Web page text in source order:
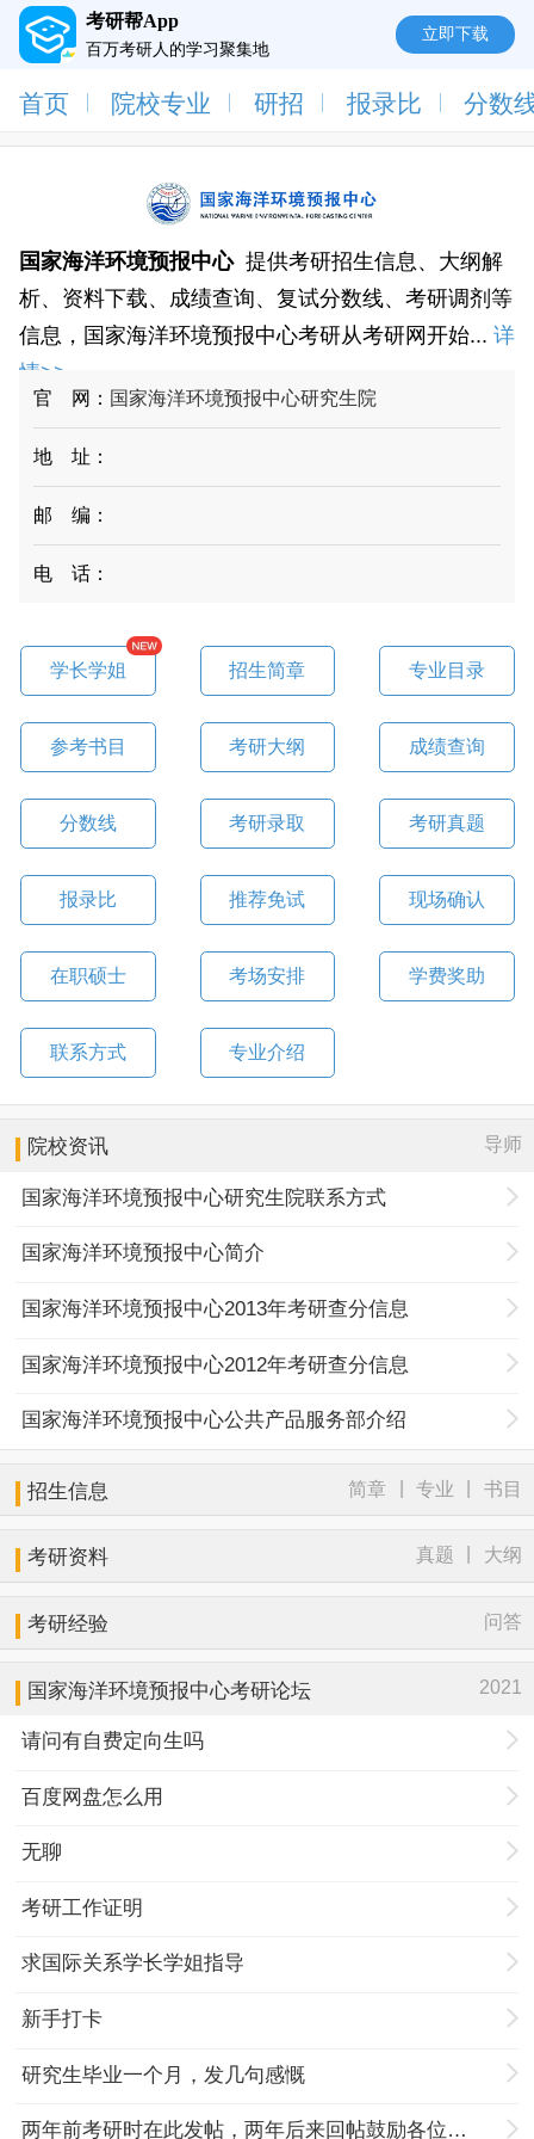
考研帮App
百万考研人的学习聚集地
立即下载
首页 院校专业 研招 报录比 分数
国家海洋环境预报中心 提供考研招生信息、大纲解
析、资料下载、成绩查询、复试分数线、考研调剂等
信息，国家海洋环境预报中心考研从考研网开始... 详
情>>
官 网： 国家海洋环境预报中心研究生院
地 址：
邮 编：
电 话：
学长学姐 招生简章 专业目录
参考书目 考研大纲 成绩查询
分数线 考研录取 考研真题
报录比 推荐免试 现场确认
在职硕士 考场安排 学费奖助
联系方式 专业介绍
院校资讯 导师
国家海洋环境预报中心研究生院联系方式
国家海洋环境预报中心简介
国家海洋环境预报中心2013年考研查分信息
国家海洋环境预报中心2012年考研查分信息
国家海洋环境预报中心公共产品服务部介绍
招生信息 简章 专业 书目
考研资料 真题 大纲
考研经验 问答
国家海洋环境预报中心考研论坛 2021
请问有自费定向生吗
百度网盘怎么用
无聊
考研工作证明
求国际关系学长学姐指导
新手打卡
研究生毕业一个月，发几句感慨
两年前考研时在此发帖，两年后来回帖鼓励各位努力奋斗的孩子们